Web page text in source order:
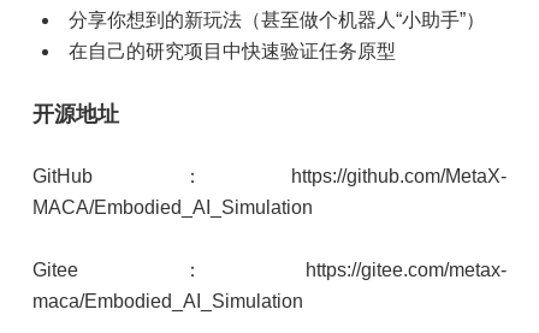
分享你想到的新玩法（甚至做个机器人“小助手”）
在自己的研究项目中快速验证任务原型
开源地址
GitHub：https://github.com/MetaX-
MACA/Embodied_AI_Simulation
Gitee：https://gitee.com/metax-
maca/Embodied_AI_Simulation